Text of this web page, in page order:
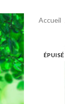
Accueil
ÉPUISÉ